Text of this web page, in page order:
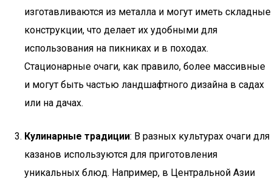
изготавливаются из металла и могут иметь складные
конструкции, что делает их удобными для
использования на пикниках и в походах.
Стационарные очаги, как правило, более массивные
и могут быть частью ландшафтного дизайна в садах
или на дачах.
Кулинарные традиции: В разных культурах очаги для
казанов используются для приготовления
уникальных блюд. Например, в Центральной Азии